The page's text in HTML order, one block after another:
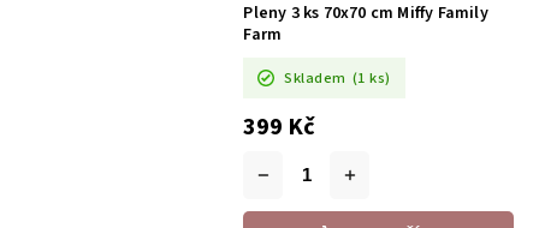
Pleny 3 ks 70x70 cm Miffy Family
Farm
Skladem (1 ks)
399 Kč